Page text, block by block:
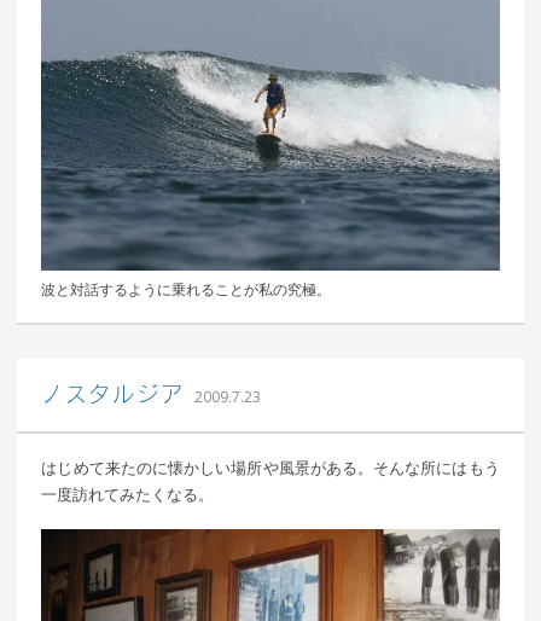
波と対話するように乗れることが私の究極。
ノスタルジア 2009.7.23
はじめて来たのに懐かしい場所や風景がある。そんな所にはもう
一度訪れてみたくなる。